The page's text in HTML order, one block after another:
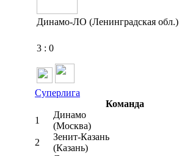
Динамо-ЛО (Ленинградская обл.)
3 : 0
Суперлига
Команда
1
Динамо
(Москва)
2
Зенит-Казань
(Казань)